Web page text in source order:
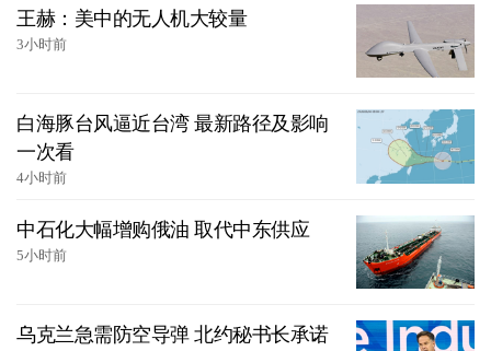
王赫：美中的无人机大较量
3小时前
白海豚台风逼近台湾 最新路径及影响
一次看
4小时前
中石化大幅增购俄油 取代中东供应
5小时前
乌克兰急需防空导弹 北约秘书长承诺